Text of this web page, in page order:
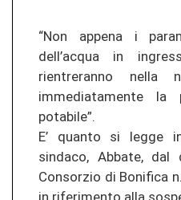
“Non appena i
dell’acqua in
rientreranno nella
immediatamente la
potabile”.
E’ quanto si legge
sindaco, Abbate, dal
Consorzio di Bonifica
in riferimento alla